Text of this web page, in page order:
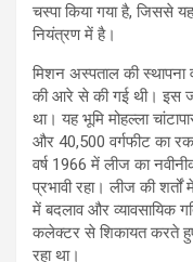
चस्पा किया गया है, जिससे
नियंत्रण में है।
मिशन अस्पताल की स्थापना
की आरे से की गई थी। इस
था। यह भूमि मोहल्ला
और 40,500 वर्गफीट का
वर्ष 1966 में लीज का
प्रभावी रहा। लीज की
में बदलाव और व्यावसायिक
कलेक्टर से शिकायत करते
रहा था।